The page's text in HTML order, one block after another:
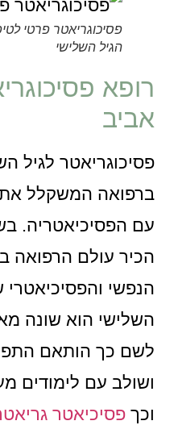
פסיכוגריאטר פרטי
הגיל השלישי
רופא
אביב
פסיכוגריאטר לגיל
ברפואה המשקלל את
עם הפסיכיאטריה.
הכיר עולם הרפואה
הנפשי והפסיכיאטרי
השלישי הוא שונה
לשם כך הותאם
ושולב עם לימודים
וכךפסיכיאטר גריאטרי